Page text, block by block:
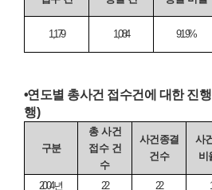
1,179 1,084 91.9%
•연도별 총사건 접수건에 대한 진
행)
구분
총 사건
접수 건
수
사건종결
건수
사
비
2004년 22 22